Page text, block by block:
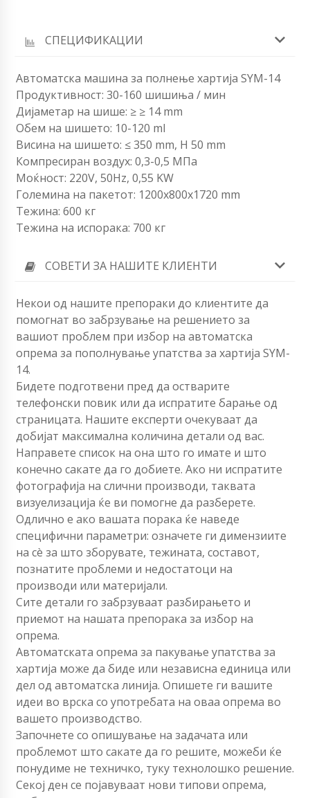
СПЕЦИФИКАЦИИ
Автоматска машина за полнење хартија SYM-14
Продуктивност: 30-160 шишиња / мин
Дијаметар на шише: ≥ ≥ 14 mm
Обем на шишето: 10-120 ml
Висина на шишето: ≤ 350 mm, H 50 mm
Компресиран воздух: 0,3-0,5 МПа
Моќност: 220V, 50Hz, 0,55 KW
Големина на пакетот: 1200x800x1720 mm
Тежина: 600 кг
Тежина на испорака: 700 кг
СОВЕТИ ЗА НАШИТЕ КЛИЕНТИ
Некои од нашите препораки до клиентите да
помогнат во забрзување на решението за
вашиот проблем при избор на автоматска
опрема за пополнување упатства за хартија SYM-
14.
Бидете подготвени пред да остварите
телефонски повик или да испратите барање од
страницата. Нашите експерти очекуваат да
добијат максимална количина детали од вас.
Направете список на она што го имате и што
конечно сакате да го добиете. Ако ни испратите
фотографија на слични производи, таквата
визуелизација ќе ви помогне да разберете.
Одлично е ако вашата порака ќе наведе
специфични параметри: означете ги димензиите
на сè за што зборувате, тежината, составот,
познатите проблеми и недостатоци на
производи или материјали.
Сите детали го забрзуваат разбирањето и
приемот на нашата препорака за избор на
опрема.
Автоматската опрема за пакување упатства за
хартија може да биде или независна единица или
дел од автоматска линија. Опишете ги вашите
идеи во врска со употребата на оваа опрема во
вашето производство.
Започнете со опишување на задачата или
проблемот што сакате да го решите, можеби ќе
понудиме не техничко, туку технолошко решение.
Секој ден се појавуваат нови типови опрема,